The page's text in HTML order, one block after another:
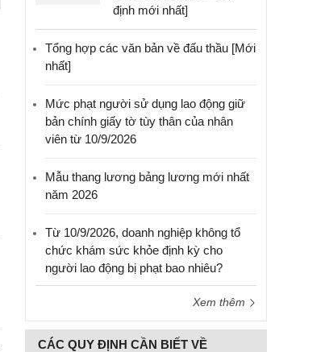
định mới nhất]
Tổng hợp các văn bản về đấu thầu [Mới
nhất]
Mức phạt người sử dụng lao động giữ
bản chính giấy tờ tùy thân của nhân
viên từ 10/9/2026
Mẫu thang lương bảng lương mới nhất
năm 2026
Từ 10/9/2026, doanh nghiệp không tổ
chức khám sức khỏe định kỳ cho
người lao động bị phạt bao nhiêu?
Xem thêm
CÁC QUY ĐỊNH CẦN BIẾT VỀ